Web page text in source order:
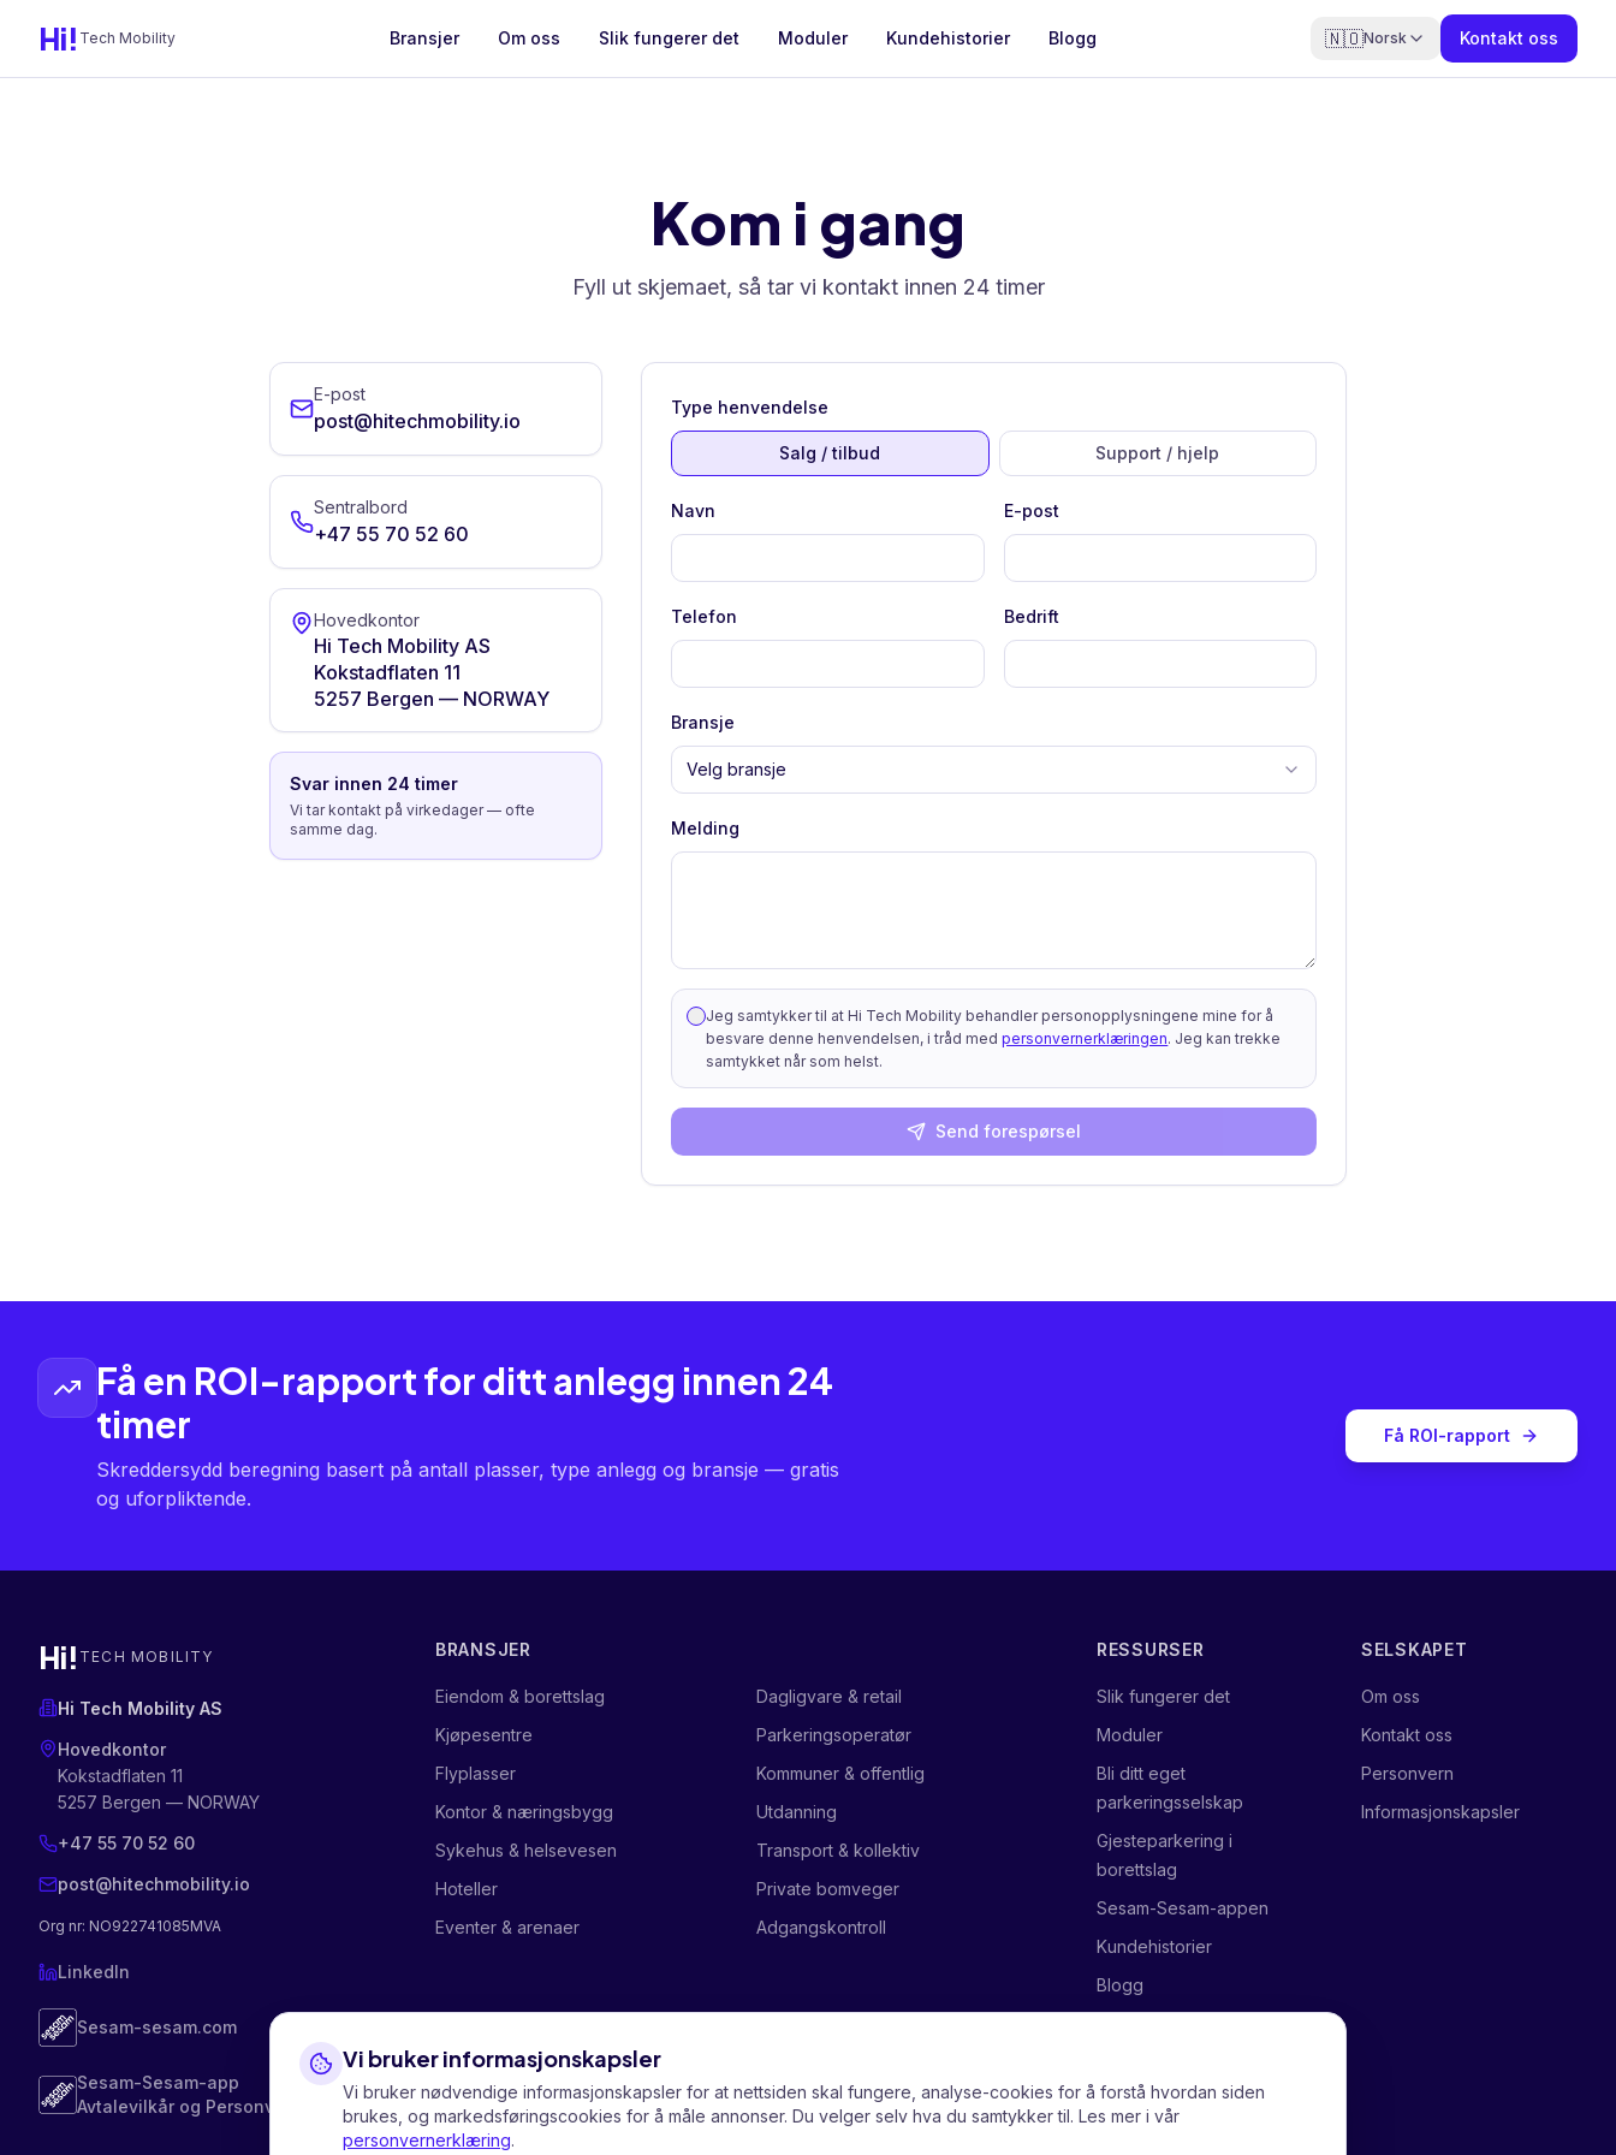
Vi bruker informasjonskapsler
Vi bruker nødvendige informasjonskapsler for at nettsiden skal fungere, analyse-cookies for å forstå hvordan siden
brukes, og markedsføringscookies for å måle annonser. Du velger selv hva du samtykker til. Les mer i vår
personvernerklæring.
Hi! Tech Mobility Bransjer Om oss Slik fungerer det Moduler Kundehistorier Blogg 🇳🇴Norsk Kontakt oss
Kom i gang
Fyll ut skjemaet, så tar vi kontakt innen 24 timer
E-post
post@hitechmobility.io
Sentralbord
+47 55 70 52 60
Hovedkontor
Hi Tech Mobility AS
Kokstadflaten 11
5257 Bergen — NORWAY
Svar innen 24 timer
Vi tar kontakt på virkedager — ofte
samme dag.
Type henvendelse
Salg / tilbud Support / hjelp
Navn E-post
Telefon Bedrift
Bransje
Velg bransje
Melding
Jeg samtykker til at Hi Tech Mobility behandler personopplysningene mine for å
besvare denne henvendelsen, i tråd medpersonvernerklæringen. Jeg kan trekke
samtykket når som helst.
Send forespørsel
Få en ROI-rapport for ditt anlegg innen 24
timer
Skreddersydd beregning basert på antall plasser, type anlegg og bransje — gratis
og uforpliktende.
Få ROI-rapport
Hi! TECH MOBILITY
Hi Tech Mobility AS
Hovedkontor
Kokstadflaten 11
5257 Bergen — NORWAY
+47 55 70 52 60
post@hitechmobility.io
Org nr: NO922741085MVA
LinkedIn
Sesam-sesam.com
Sesam-Sesam-app
Avtalevilkår og Personvernerklæring
BRANSJER
Eiendom & borettslag
Kjøpesentre
Flyplasser
Kontor & næringsbygg
Sykehus & helsevesen
Hoteller
Eventer & arenaer
Dagligvare & retail
Parkeringsoperatør
Kommuner & offentlig
Utdanning
Transport & kollektiv
Private bomveger
Adgangskontroll
RESSURSER
Slik fungerer det
Moduler
Bli ditt eget
parkeringsselskap
Gjesteparkering i
borettslag
Sesam-Sesam-appen
Kundehistorier
Blogg
SELSKAPET
Om oss
Kontakt oss
Personvern
Informasjonskapsler